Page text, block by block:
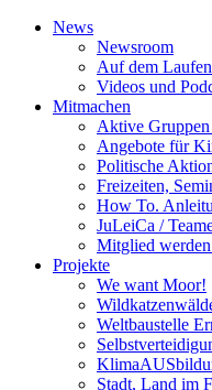
News
Newsroom
Auf dem
Videos und
Mitmachen
Aktive
Angebote für
Politische
Freizeiten,
How To.
JuLeiCa /
Mitglied werden
Projekte
We want Moor!
Weltbaustelle
Stadt, Land im